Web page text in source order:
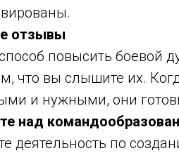
отзывы
повысить боевой
что вы слышите их.
и нужными, они
над
деятельность по